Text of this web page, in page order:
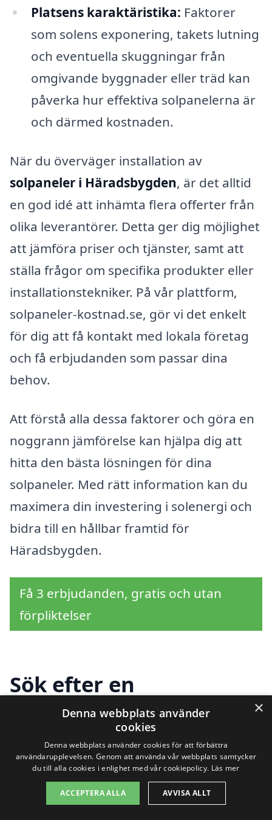
Platsens karaktäristika: Faktorer
som solens exponering, takets lutning
och eventuella skuggningar från
omgivande byggnader eller träd kan
påverka hur effektiva solpanelerna är
och därmed kostnaden.
När du överväger installation av
solpaneler i Häradsbygden, är det alltid
en god idé att inhämta flera offerter från
olika leverantörer. Detta ger dig möjlighet
att jämföra priser och tjänster, samt att
ställa frågor om specifika produkter eller
installationstekniker. På vår plattform,
solpaneler-kostnad.se, gör vi det enkelt
för dig att få kontakt med lokala företag
och få erbjudanden som passar dina
behov.
Att förstå alla dessa faktorer och göra en
noggrann jämförelse kan hjälpa dig att
hitta den bästa lösningen för dina
solpaneler. Med rätt information kan du
maximera din investering i solenergi och
bidra till en hållbar framtid för
Häradsbygden.
Få 3 erbjudanden, gratis och utan
förpliktelser
Sök efter en
professionell för
solpaneler i andra
städer nära
Häradsbygden
×
Denna webbplats använder
cookies
Denna webbplats använder cookies för att förbättra
användarupplevelsen. Genom att använda vår webbplats samtycker
du till alla cookies i enlighet med vår cookiepolicy. Läs mer
ACCEPTERA ALLA AVVISA ALLT